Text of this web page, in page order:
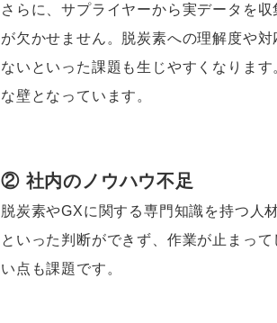
さらに、サプライヤーから実データを
が欠かせません。脱炭素への理解度や
ないといった課題も生じやすくなりま
な壁となっています。
② 社内のノウハウ不足
脱炭素やGXに関する専門知識を持つ人
といった判断ができず、作業が止まっ
い点も課題です。